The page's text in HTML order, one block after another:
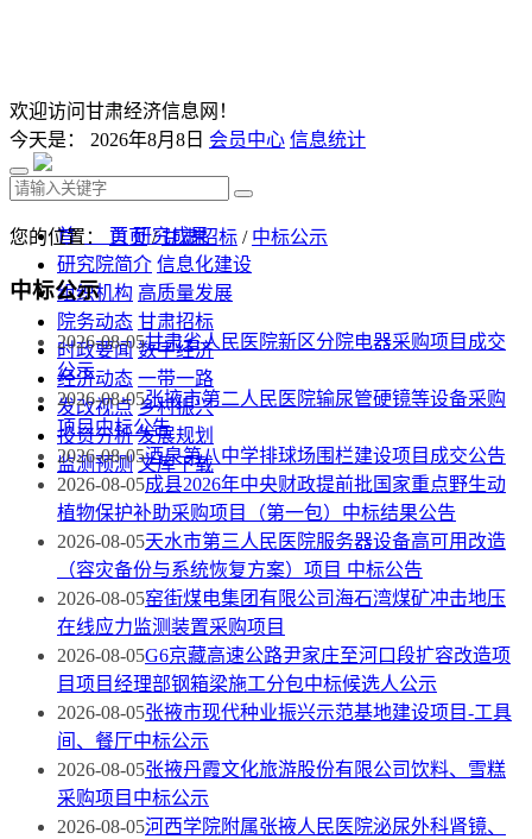
欢迎访问甘肃经济信息网！
今天是： 2026年8月8日 会员中心 信息统计
首 页 研究成果
研究院简介 信息化建设
组织机构 高质量发展
院务动态 甘肃招标
时政要闻 数字经济
经济动态 一带一路
发改视点 乡村振兴
投资分析 发展规划
监测预测 文库下载
您的位置： 首页/甘肃招标 / 中标公示
中标公示
2026-08-05甘肃省人民医院新区分院电器采购项目成交
公示
2026-08-05张掖市第二人民医院输尿管硬镜等设备采购
项目中标公告
2026-08-05酒泉第八中学排球场围栏建设项目成交公告
2026-08-05成县2026年中央财政提前批国家重点野生动
植物保护补助采购项目（第一包）中标结果公告
2026-08-05天水市第三人民医院服务器设备高可用改造
（容灾备份与系统恢复方案）项目 中标公告
2026-08-05窑街煤电集团有限公司海石湾煤矿冲击地压
在线应力监测装置采购项目
2026-08-05G6京藏高速公路尹家庄至河口段扩容改造项
目项目经理部钢箱梁施工分包中标候选人公示
2026-08-05张掖市现代种业振兴示范基地建设项目-工具
间、餐厅中标公示
2026-08-05张掖丹霞文化旅游股份有限公司饮料、雪糕
采购项目中标公示
2026-08-05河西学院附属张掖人民医院泌尿外科肾镜、